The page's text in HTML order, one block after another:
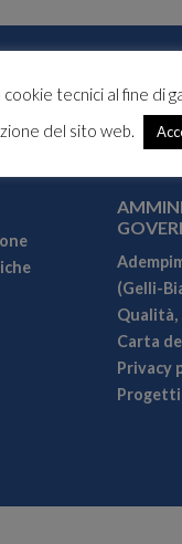
(Gelli-
Qualità,
Carta
Privacy
Progetti
tecnici al fine di
del sito web.